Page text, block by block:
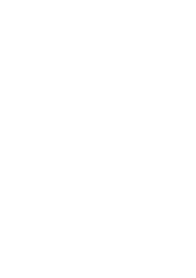
en el lado del